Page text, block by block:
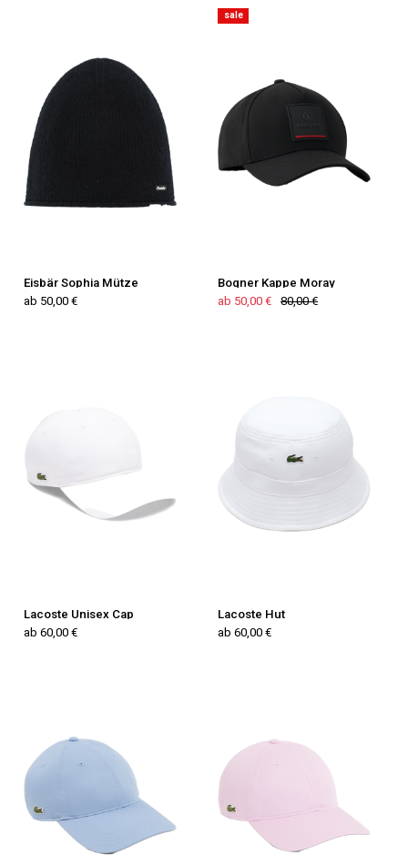
Eisbär Sophia Mütze
ab 50,00 €
sale
Bogner Kappe Moray
ab 50,00 €
80,00 €
Lacoste Unisex Cap
ab 60,00 €
Lacoste Hut
ab 60,00 €